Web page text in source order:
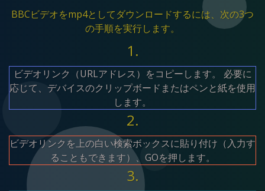
BBCビデオをmp4としてダウンロードするには、次の3つ
の手順を実行します。
1.
ビデオリンク（URLアドレス）をコピーします。 必要に
応じて、デバイスのクリップボードまたはペンと紙を使用
します。
2.
ビデオリンクを上の白い検索ボックスに貼り付け（入力す
ることもできます）、GOを押します。
3.